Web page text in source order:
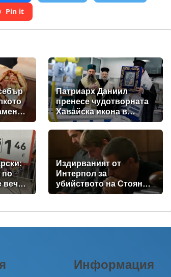
Pin it
Патриарх Даниил
пренесе чудотворната
Хавайска икона в
реанимациите на ВМА
(снимки)
по
вече
Издирваният от
Интерпол за
убийството на Стоян
Балтов проговори от
Информация